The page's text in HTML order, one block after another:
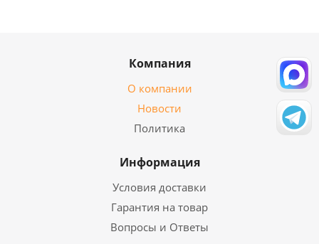
Компания
О компании
Новости
Политика
Информация
Условия доставки
Гарантия на товар
Вопросы и Ответы